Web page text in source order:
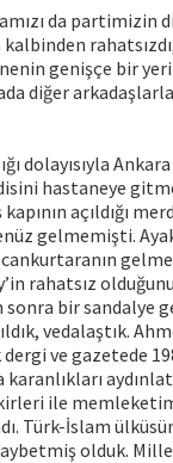
da
genişçe bir
diğer
dolayısıyla
hastaneye
açıldığı
gelmemişti.
rahatsız
sonra bir sandalye
vedalaştık.
ve gazetede
ile
Türk-İslam
olduk.